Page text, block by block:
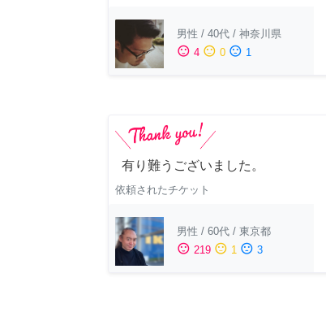
男性 / 40代 / 神奈川県
sentiment_satisfied 4 sentiment_neutral 0 sentiment_dissatisfied 1
有り難うございました。
依頼されたチケット
男性 / 60代 / 東京都
sentiment_satisfied 219 sentiment_neutral 1 sentiment_dissatisfied 3